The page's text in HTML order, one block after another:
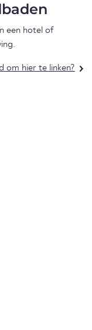
een hotel of
om hier te linken?